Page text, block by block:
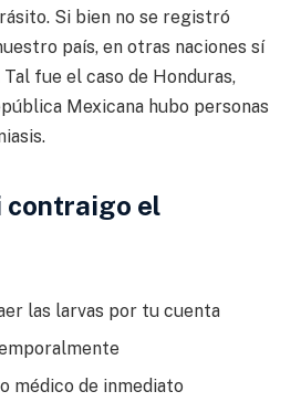
Si bien no se registró
país, en otras naciones sí
fue el caso de Honduras,
Mexicana hubo personas
contraigo el
las larvas por tu cuenta
médico de inmediato